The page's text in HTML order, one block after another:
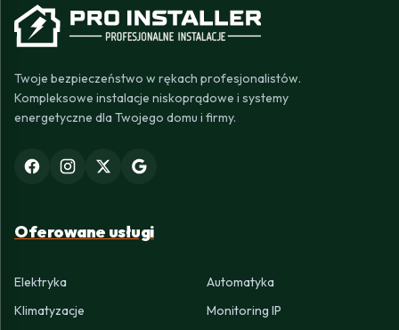
Twoje bezpieczeństwo w rękach profesjonalistów.
Kompleksowe instalacje niskoprądowe i systemy
energetyczne dla Twojego domu i firmy.
Oferowane usługi
Elektryka
Automatyka
Klimatyzacje
Monitoring IP